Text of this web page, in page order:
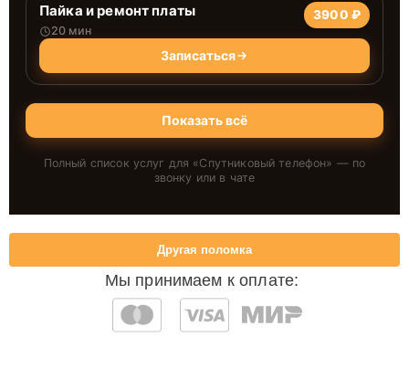
Пайка и ремонт платы
20 мин
3900 ₽
Записаться
Показать всё
Полный список услуг для «Спутниковый телефон» — по
звонку или в чате
Мы принимаем к оплате:
Другая поломка